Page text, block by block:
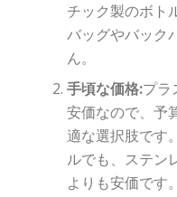
チック製のボト
バッグやバック
ん。
手頃な価格:プラ
安価なので、予
適な選択肢です
ルでも、ステン
よりも安価です。